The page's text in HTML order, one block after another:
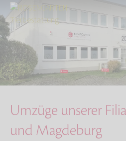
Start Über uns
Aktuelles
Umzüge unserer Filialen Düsseldorf und
Umzüge unserer
und Magdeburg